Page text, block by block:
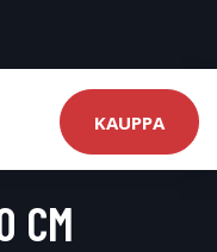
KAUPPA
CM